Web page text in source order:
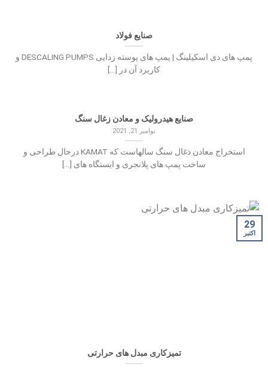
صنایع فولاد
پمپ های دی اسکیلینگ | پمپ های پوسته زدایی DESCALING PUMPS و
کاربرد آن در [...]
صنایع هیدرولیک و معادن زغال سنگ
نوامبر 21, 2021
استخراج معادن ذغال سنگ سالهاست که KAMAT درحال طراحی و
ساخت پمپ های پلانجری و ایستگاه های [...]
تمیزکاری مبدل های حرارتی
29
اکتبر